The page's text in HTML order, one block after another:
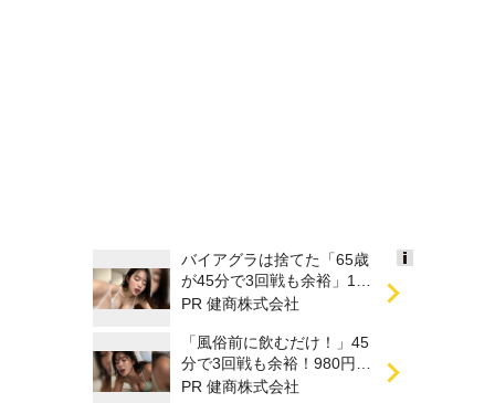
by
バイアグラは捨てた「65歳
が45分で3回戦も余裕」1日
31円で朝まで絶好調！
PR 健商株式会社
「風俗前に飲むだけ！」45
分で3回戦も余裕！980円で
朝まで絶好調
PR 健商株式会社